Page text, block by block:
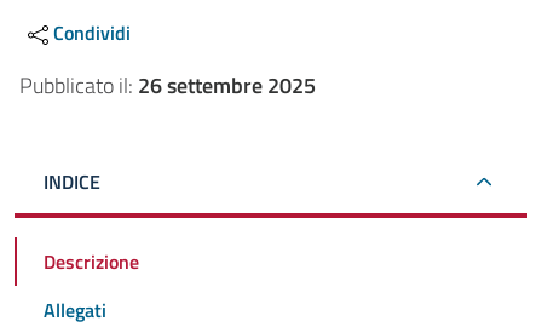
Condividi
Pubblicato il: 26 settembre 2025
INDICE
Descrizione
Allegati